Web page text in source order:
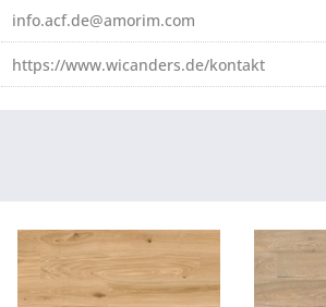
info.acf.de@amorim.com
https://www.wicanders.de/kontakt